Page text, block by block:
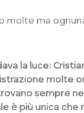
molte ma
la luce:
molte
sempre
è più unica che